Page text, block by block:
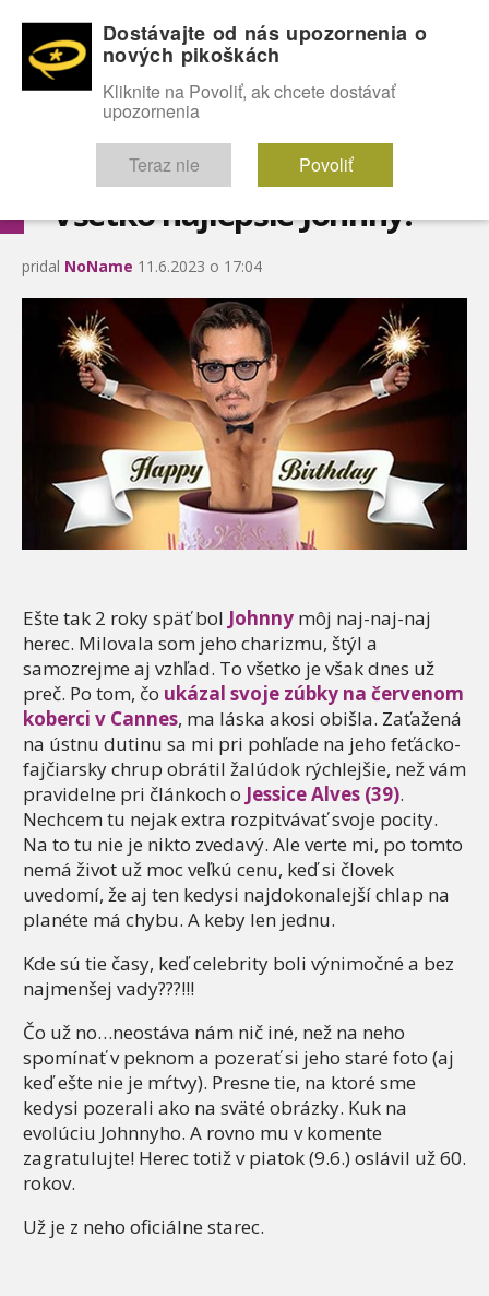
OMG! SEXICE
Všetko najlepšie Johnny!
pridal NoName 11.6.2023 o 17:04
Ešte tak 2 roky späť bol Johnny môj naj-naj-naj
herec. Milovala som jeho charizmu, štýl a
samozrejme aj vzhľad. To všetko je však dnes už
preč. Po tom, čo ukázal svoje zúbky na červenom
koberci v Cannes, ma láska akosi obišla. Zaťažená
na ústnu dutinu sa mi pri pohľade na jeho feťácko-
fajčiarsky chrup obrátil žalúdok rýchlejšie, než vám
pravidelne pri článkoch o Jessice Alves (39).
Nechcem tu nejak extra rozpitvávať svoje pocity.
Na to tu nie je nikto zvedavý. Ale verte mi, po tomto
nemá život už moc veľkú cenu, keď si človek
uvedomí, že aj ten kedysi najdokonalejší chlap na
planéte má chybu. A keby len jednu.
Kde sú tie časy, keď celebrity boli výnimočné a bez
najmenšej vady???!!!
Čo už no…neostáva nám nič iné, než na neho
spomínať v peknom a pozerať si jeho staré foto (aj
keď ešte nie je mŕtvy). Presne tie, na ktoré sme
kedysi pozerali ako na sväté obrázky. Kuk na
evolúciu Johnnyho. A rovno mu v komente
zagratulujte! Herec totiž v piatok (9.6.) oslávil už 60.
rokov.
Už je z neho oficiálne starec.
Dostávajte od nás upozornenia o
nových pikoškách
Kliknite na Povoliť, ak chcete dostávať
upozornenia
Teraz nie Povoliť